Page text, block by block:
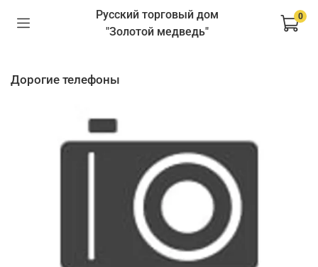
Русский торговый дом
"Золотой медведь"
0
дорогие телефоны